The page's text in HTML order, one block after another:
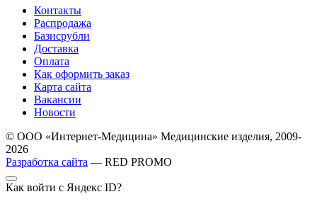
Контакты
Распродажа
Базисрубли
Доставка
Оплата
Как оформить заказ
Карта сайта
Вакансии
Новости
© ООО «Интернет-Медицина» Медицинские изделия, 2009-
2026
Разработка сайта — RED PROMO
Как войти с Яндекс ID?